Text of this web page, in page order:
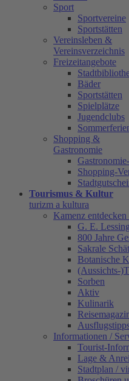
Sport
Sportvereine
Sportstätten
Vereinsleben &
Vereinsverzeichnis
Freizeitangebote
Bäder
Sportstätten
Spielplätze
Jugendclubs
Shopping &
Gastronomie
Shopping-
Tourismus & Kultur
turizm a kultura
Kamenz
G. E. Lessing
800 Jahre
Sakrale
Botanische
(Aussichts-
Sorben
Aktiv
Kulinarik
Informationen /
Tourist-
Lage &
Stadtplan /